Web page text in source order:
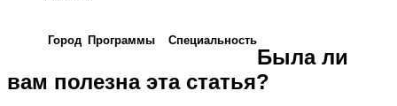
Город Программы Cпециальность
Была ли
вам полезна эта статья?